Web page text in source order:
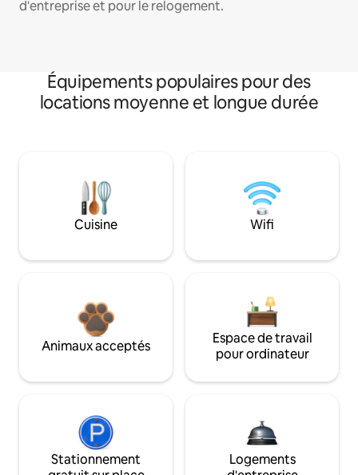
d'entreprise et pour le relogement.
Équipements populaires pour des
locations moyenne et longue durée
Cuisine Wifi
Animaux acceptés
Espace de travail
pour ordinateur
Stationnement
Logements